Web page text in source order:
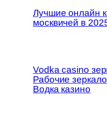
Лучшие онлайн
москвичей в
Vodka casino
Рабочие
Водка казино